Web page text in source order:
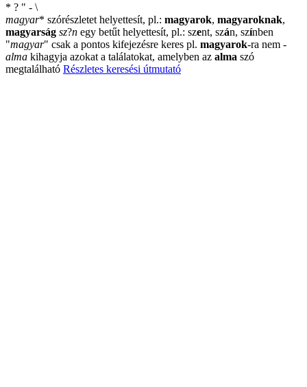
* ? " - \
magyar* szórészletet helyettesít, pl.: magyarok, magyaroknak,
magyarság sz?n egy betűt helyettesít, pl.: szent, szán, színben
"magyar" csak a pontos kifejezésre keres pl. magyarok-ra nem -
alma kihagyja azokat a találatokat, amelyben az alma szó
megtalálható Részletes keresési útmutató